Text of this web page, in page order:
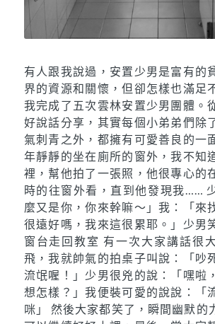
有人跟我說過，安置少男是富有的
界的資源和關懷，但卻怎樣也滿足
我完成了五次雲林安置少男團體。
好說話分享，其實每個小弟弟們除
氣刺青之外，都擁有可愛善良的一
年靜靜的坐在廁所的窗外，我不知
裡，幫他拍了一張照，他很專心的
時的往窗外看，直到他發現我……
麼又是你，你來幹嘛～」我：「來
很遠好嗎，我來這很累耶。」少男
窗台走回教室 有一次大家講話很
飛，我就帥氣的拍桌子叫說：「吵
流氓喔！」少男很兇的說：「嘿啦
想怎樣？」我便裝可愛的說說：「
咪」 然後大家都笑了，瞬間幽默的